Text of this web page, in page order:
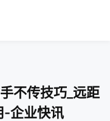
不传技巧_远距
-企业快讯